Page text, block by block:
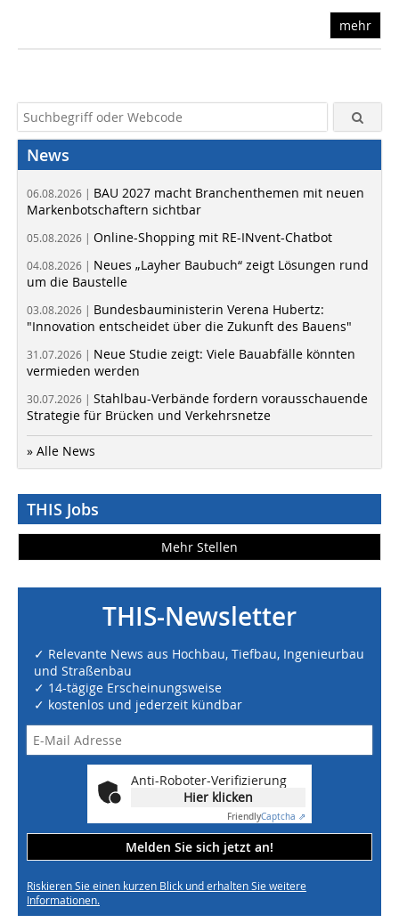
mehr
News
06.08.2026 | BAU 2027 macht Branchenthemen mit neuen
Markenbotschaftern sichtbar
05.08.2026 | Online-Shopping mit RE-INvent-Chatbot
04.08.2026 | Neues „Layher Baubuch“ zeigt Lösungen rund
um die Baustelle
03.08.2026 | Bundesbauministerin Verena Hubertz:
"Innovation entscheidet über die Zukunft des Bauens"
31.07.2026 | Neue Studie zeigt: Viele Bauabfälle könnten
vermieden werden
30.07.2026 | Stahlbau-Verbände fordern vorausschauende
Strategie für Brücken und Verkehrsnetze
» Alle News
THIS Jobs
Mehr Stellen
THIS-Newsletter
✓ Relevante News aus Hochbau, Tiefbau, Ingenieurbau
und Straßenbau
✓ 14-tägige Erscheinungsweise
✓ kostenlos und jederzeit kündbar
Anti-Roboter-Verifizierung
Hier klicken
FriendlyCaptcha ⇗
Melden Sie sich jetzt an!
Riskieren Sie einen kurzen Blick und erhalten Sie weitere
Informationen.